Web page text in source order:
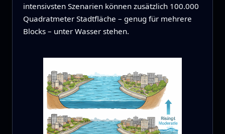
intensivsten Szenarien können zusätzlich 100.000
Quadratmeter Stadtfläche – genug für mehrere
Blocks – unter Wasser stehen.